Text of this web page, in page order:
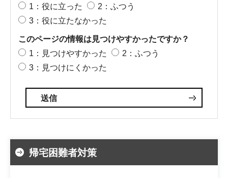
1：役に立った
2：ふつう
3：役に立たなかった
このページの情報は見つけやすかったですか？
1：見つけやすかった
2：ふつう
3：見つけにくかった
帰宅困難者対策